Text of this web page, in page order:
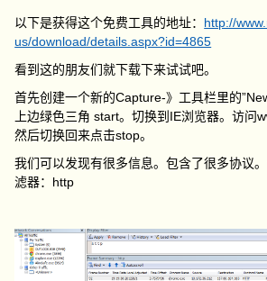
以下是获得这个免费工具的地址： http://
us/download/details.aspx?id=4865
看到这的朋友们就下载下来试试吧。
首先创建一个新的Capture-》工具栏里的
上边绿色三角 start。切换到IE浏览器。访问
然后切换回来点击stop。
我们可以发现有很多信息。包含了很多协议
滤器：http